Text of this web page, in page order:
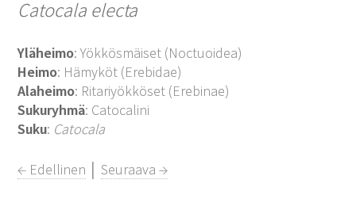
Catocala electa
Yläheimo: Yökkösmäiset (Noctuoidea)
Heimo: Hämyköt (Erebidae)
Alaheimo: Ritariyökköset (Erebinae)
Sukuryhmä: Catocalini
Suku: Catocala
← Edellinen │Seuraava →